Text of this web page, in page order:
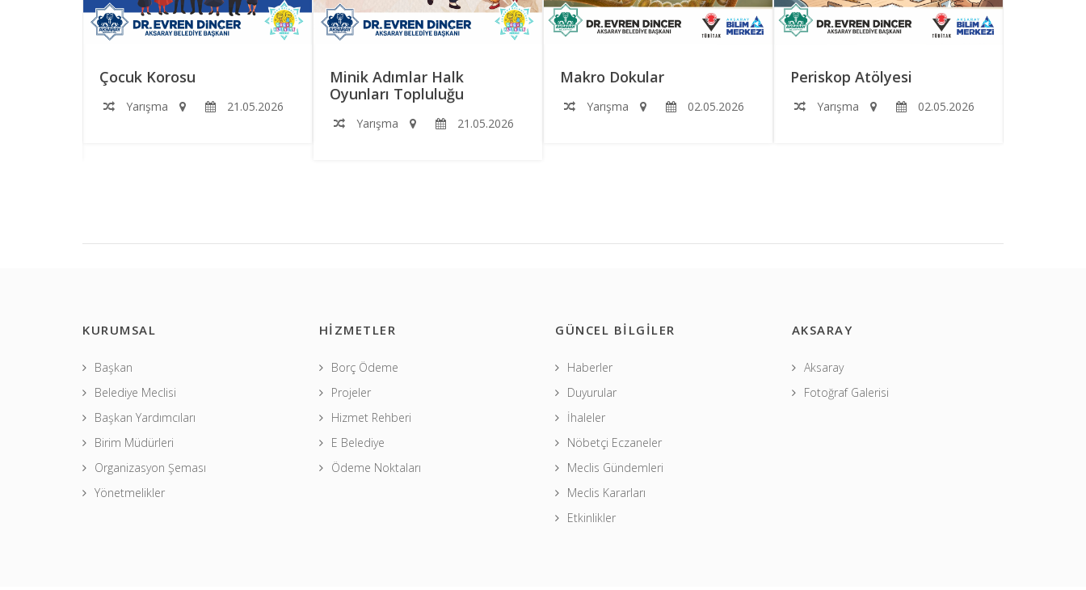
Çocuk Korosu
Yarışma 21.05.2026
Minik Adımlar Halk
Oyunları Topluluğu
Yarışma 21.05.2026
Makro Dokular
Yarışma 02.05.2026
Periskop Atölyesi
Yarışma 02.05.2026
KURUMSAL
Başkan
Belediye Meclisi
Başkan Yardımcıları
Birim Müdürleri
Organizasyon Şeması
Yönetmelikler
HİZMETLER
Borç Ödeme
Projeler
Hizmet Rehberi
E Belediye
Ödeme Noktaları
GÜNCEL BİLGİLER
Haberler
Duyurular
İhaleler
Nöbetçi Eczaneler
Meclis Gündemleri
Meclis Kararları
Etkinlikler
AKSARAY
Aksaray
Fotoğraf Galerisi